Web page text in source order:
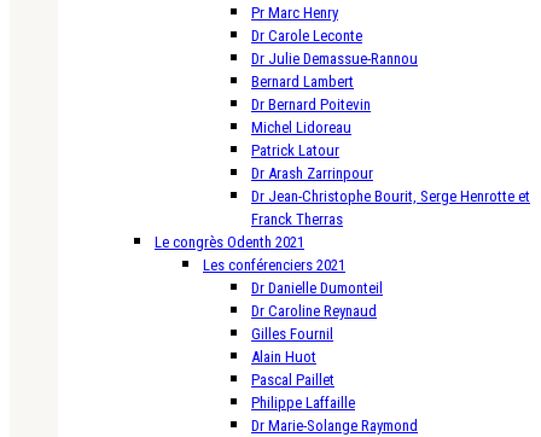
Pr Marc Henry
Dr Carole Leconte
Dr Julie Demassue-Rannou
Bernard Lambert
Dr Bernard Poitevin
Michel Lidoreau
Patrick Latour
Dr Arash Zarrinpour
Dr Jean-Christophe Bourit, Serge Henrotte et
Franck Therras
Le congrès Odenth 2021
Les conférenciers 2021
Dr Danielle Dumonteil
Dr Caroline Reynaud
Gilles Fournil
Alain Huot
Pascal Paillet
Philippe Laffaille
Dr Marie-Solange Raymond